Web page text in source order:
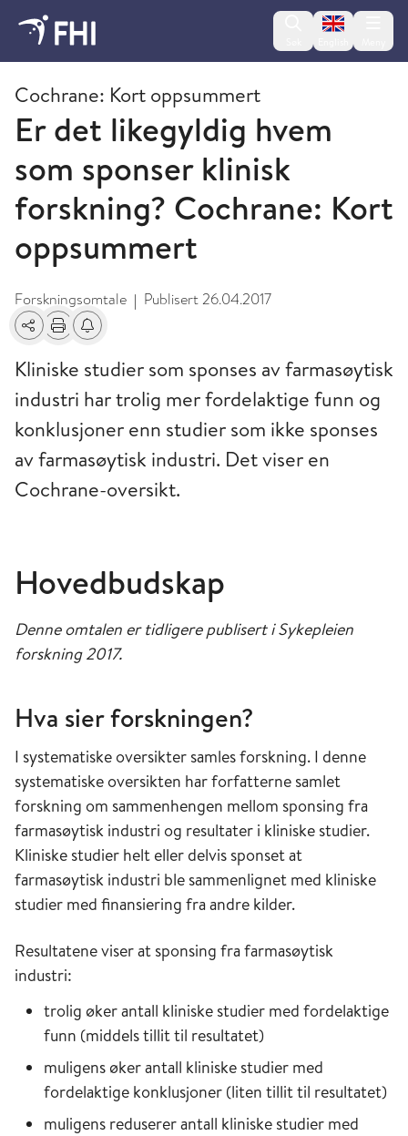
Change
2017 - publikasjoner fra FHI
Cochrane: Kort oppsummert
Er det likegyldig hvem
som sponser klinisk
forskning? Cochrane: Kort
oppsummert
Forskningsomtale | Publisert26.04.2017
Del Skriv utFå varsel om endringer
Kliniske studier som sponses av farmasøytisk
industri har trolig mer fordelaktige funn og
konklusjoner enn studier som ikke sponses
av farmasøytisk industri. Det viser en
Cochrane-oversikt.
Hovedbudskap
Denne omtalen er tidligere publisert i Sykepleien
forskning 2017.
Hva sier forskningen?
I systematiske oversikter samles forskning. I denne
systematiske oversikten har forfatterne samlet
forskning om sammenhengen mellom sponsing fra
farmasøytisk industri og resultater i kliniske studier.
Kliniske studier helt eller delvis sponset at
farmasøytisk industri ble sammenlignet med kliniske
studier med finansiering fra andre kilder.
Resultatene viser at sponsing fra farmasøytisk
industri:
trolig øker antall kliniske studier med fordelaktige
funn (middels tillit til resultatet)
muligens øker antall kliniske studier med
fordelaktige konklusjoner (liten tillit til resultatet)
muligens reduserer antall kliniske studier med